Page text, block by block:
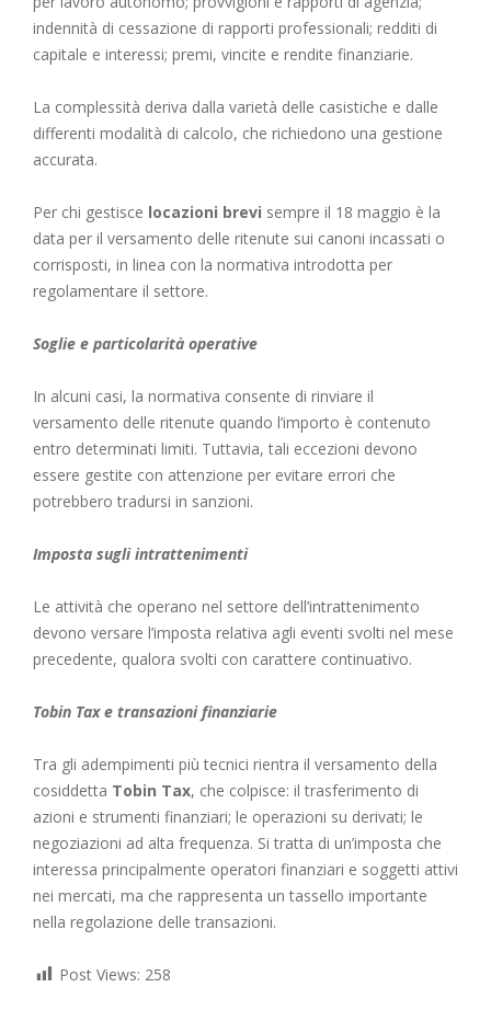
indennità di cessazione di rapporti professionali; redditi di
capitale e interessi; premi, vincite e rendite finanziarie.
La complessità deriva dalla varietà delle casistiche e dalle
differenti modalità di calcolo, che richiedono una gestione
accurata.
Per chi gestisce locazioni brevi sempre il 18 maggio è la
data per il versamento delle ritenute sui canoni incassati o
corrisposti, in linea con la normativa introdotta per
regolamentare il settore.
Soglie e particolarità operative
In alcuni casi, la normativa consente di rinviare il
versamento delle ritenute quando l’importo è contenuto
entro determinati limiti. Tuttavia, tali eccezioni devono
essere gestite con attenzione per evitare errori che
potrebbero tradursi in sanzioni.
Imposta sugli intrattenimenti
Le attività che operano nel settore dell’intrattenimento
devono versare l’imposta relativa agli eventi svolti nel mese
precedente, qualora svolti con carattere continuativo.
Tobin Tax e transazioni finanziarie
Tra gli adempimenti più tecnici rientra il versamento della
cosiddetta Tobin Tax, che colpisce: il trasferimento di
azioni e strumenti finanziari; le operazioni su derivati; le
negoziazioni ad alta frequenza. Si tratta di un’imposta che
interessa principalmente operatori finanziari e soggetti attivi
nei mercati, ma che rappresenta un tassello importante
nella regolazione delle transazioni.
Post Views: 258